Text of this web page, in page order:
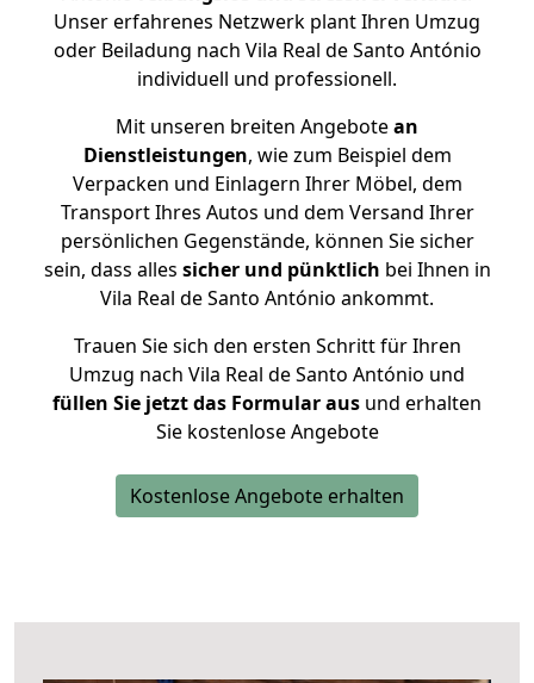
Unser erfahrenes Netzwerk plant Ihren Umzug
oder Beiladung nach Vila Real de Santo António
individuell und professionell.
Mit unseren breiten Angebotean
Dienstleistungen, wie zum Beispiel dem
Verpacken und Einlagern Ihrer Möbel, dem
Transport Ihres Autos und dem Versand Ihrer
persönlichen Gegenstände, können Sie sicher
sein, dass alles sicher und pünktlich bei Ihnen in
Vila Real de Santo António ankommt.
Trauen Sie sich den ersten Schritt für Ihren
Umzug nach Vila Real de Santo António und
füllen Sie jetzt das Formular aus und erhalten
Sie kostenlose Angebote
Kostenlose Angebote erhalten